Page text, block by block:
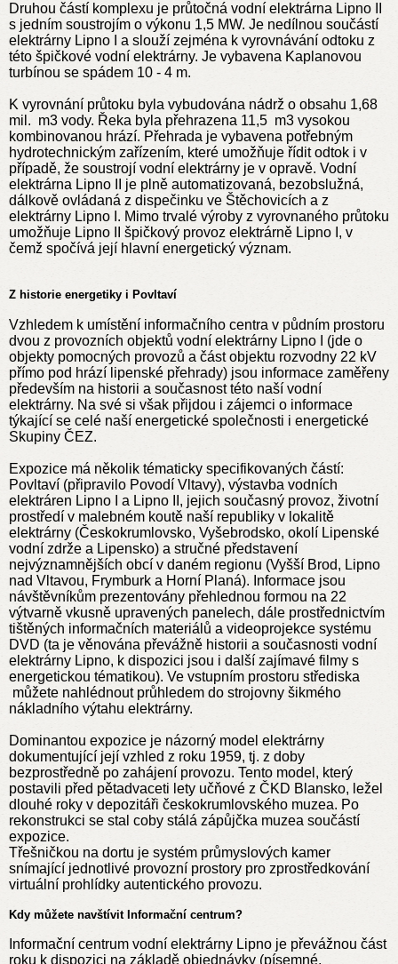
Druhou částí komplexu je průtočná vodní elektrárna Lipno II
s jedním soustrojím o výkonu 1,5 MW. Je nedílnou součástí
elektrárny Lipno I a slouží zejména k vyrovnávání odtoku z
této špičkové vodní elektrárny. Je vybavena Kaplanovou
turbínou se spádem 10 - 4 m.
K vyrovnání průtoku byla vybudována nádrž o obsahu 1,68
mil. m3 vody. Řeka byla přehrazena 11,5 m3 vysokou
kombinovanou hrází. Přehrada je vybavena potřebným
hydrotechnickým zařízením, které umožňuje řídit odtok i v
případě, že soustrojí vodní elektrárny je v opravě. Vodní
elektrárna Lipno II je plně automatizovaná, bezobslužná,
dálkově ovládaná z dispečinku ve Štěchovicích a z
elektrárny Lipno I. Mimo trvalé výroby z vyrovnaného průtoku
umožňuje Lipno II špičkový provoz elektrárně Lipno I, v
čemž spočívá její hlavní energetický význam.
Z historie energetiky i Povltaví
Vzhledem k umístění informačního centra v půdním prostoru
dvou z provozních objektů vodní elektrárny Lipno I (jde o
objekty pomocných provozů a část objektu rozvodny 22 kV
přímo pod hrází lipenské přehrady) jsou informace zaměřeny
především na historii a současnost této naší vodní
elektrárny. Na své si však přijdou i zájemci o informace
týkající se celé naší energetické společnosti i energetické
Skupiny ČEZ.
Expozice má několik tématicky specifikovaných částí:
Povltaví (připravilo Povodí Vltavy), výstavba vodních
elektráren Lipno I a Lipno II, jejich současný provoz, životní
prostředí v malebném koutě naší republiky v lokalitě
elektrárny (Českokrumlovsko, Vyšebrodsko, okolí Lipenské
vodní zdrže a Lipensko) a stručné představení
nejvýznamnějších obcí v daném regionu (Vyšší Brod, Lipno
nad Vltavou, Frymburk a Horní Planá). Informace jsou
návštěvníkům prezentovány přehlednou formou na 22
výtvarně vkusně upravených panelech, dále prostřednictvím
tištěných informačních materiálů a videoprojekce systému
DVD (ta je věnována převážně historii a současnosti vodní
elektrárny Lipno, k dispozici jsou i další zajímavé filmy s
energetickou tématikou). Ve vstupním prostoru střediska
můžete nahlédnout průhledem do strojovny šikmého
nákladního výtahu elektrárny.
Dominantou expozice je názorný model elektrárny
dokumentující její vzhled z roku 1959, tj. z doby
bezprostředně po zahájení provozu. Tento model, který
postavili před pětadvaceti lety učňové z ČKD Blansko, ležel
dlouhé roky v depozitáři českokrumlovského muzea. Po
rekonstrukci se stal coby stálá zápůjčka muzea součástí
expozice.
Třešničkou na dortu je systém průmyslových kamer
snímající jednotlivé provozní prostory pro zprostředkování
virtuální prohlídky autentického provozu.
Kdy můžete navštívit Informační centrum?
Informační centrum vodní elektrárny Lipno je převážnou část
roku k dispozici na základě objednávky (písemné,